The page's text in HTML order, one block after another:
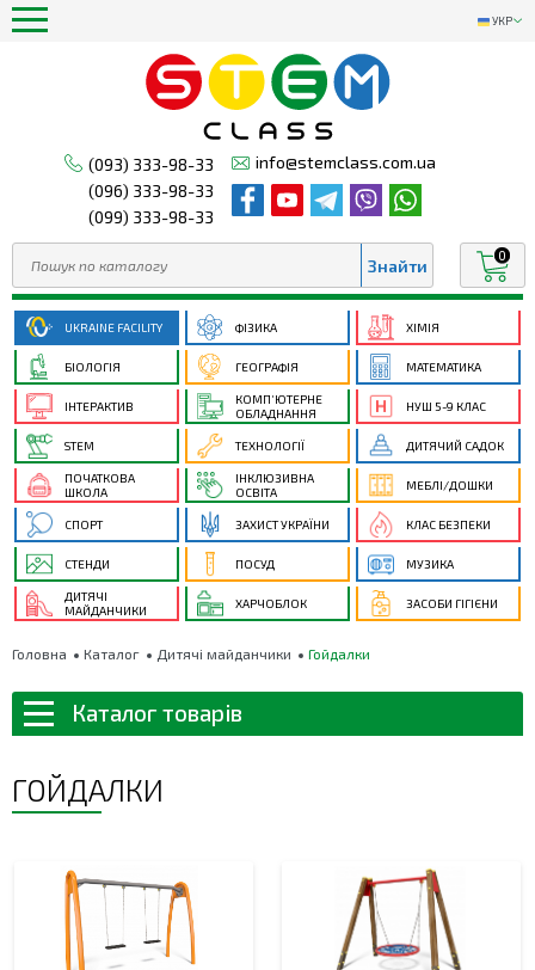
УКР
(093) 333-98-33
(096) 333-98-33
(099) 333-98-33
info@stemclass.com.ua
0
UKRAINE FACILITY ФІЗИКА ХІМІЯ
БІОЛОГІЯ ГЕОГРАФІЯ МАТЕМАТИКА
ІНТЕРАКТИВ
КОМП’ЮТЕРНЕ
ОБЛАДНАННЯ
НУШ 5-9 КЛАС
STEM ТЕХНОЛОГІЇ ДИТЯЧИЙ САДОК
ПОЧАТКОВА
ШКОЛА
ІНКЛЮЗИВНА
ОСВІТА
МЕБЛІ/ДОШКИ
СПОРТ ЗАХИСТ УКРАЇНИ КЛАС БЕЗПЕКИ
СТЕНДИ ПОСУД МУЗИКА
ДИТЯЧІ
МАЙДАНЧИКИ
ХАРЧОБЛОК ЗАСОБИ ГІГІЄНИ
Головна Каталог Дитячі майданчики Гойдалки
Каталог товарів
ГОЙДАЛКИ